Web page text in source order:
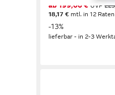
ab 199,00 € UVP
18,17 € mtl. in 12 Raten
-13%
lieferbar - in 2-3